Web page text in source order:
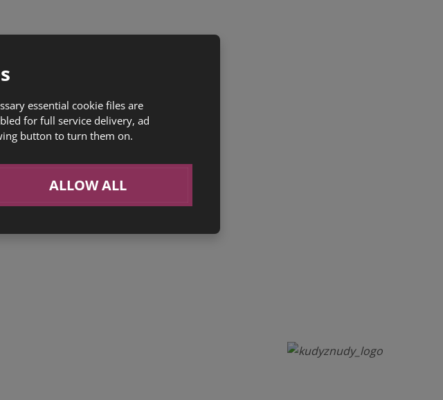
essential cookie files are
for full service delivery, ad
button to turn them on.
ALLOW ALL